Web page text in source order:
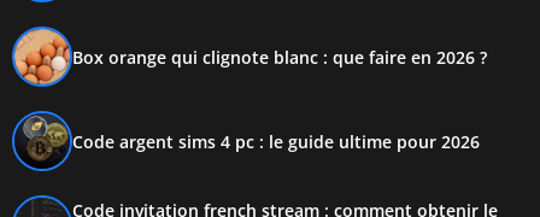
Box orange qui clignote blanc : que faire en 2026 ?
Code argent sims 4 pc : le guide ultime pour 2026
Code invitation french stream : comment obtenir le